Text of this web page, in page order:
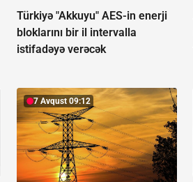
Türkiyə "Akkuyu" AES-in enerji
bloklarını bir il intervalla
istifadəyə verəcək
7 Avqust 09:12